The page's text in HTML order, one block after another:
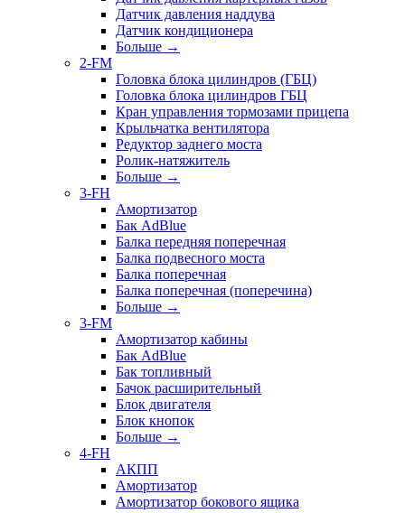
Датчик давления наддува
Датчик кондиционера
Больше →
2-FM
Головка блока цилиндров (ГБЦ)
Головка блока цилиндров ГБЦ
Кран управления тормозами прицепа
Крыльчатка вентилятора
Редуктор заднего моста
Ролик-натяжитель
Больше →
3-FH
Амортизатор
Бак AdBlue
Балка передняя поперечная
Балка подвесного моста
Балка поперечная
Балка поперечная (поперечина)
Больше →
3-FM
Амортизатор кабины
Бак AdBlue
Бак топливный
Бачок расширительный
Блок двигателя
Блок кнопок
Больше →
4-FH
АКПП
Амортизатор
Амортизатор бокового ящика